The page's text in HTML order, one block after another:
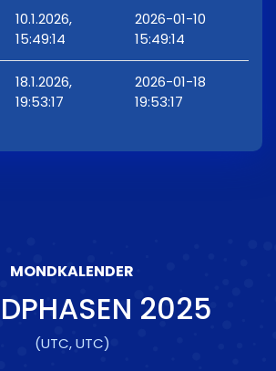
10.1.2026,
15:49:14
2026-01-10
15:49:14
18.1.2026,
19:53:17
2026-01-18
19:53:17
MONDKALENDER
2025
(UTC, UTC)